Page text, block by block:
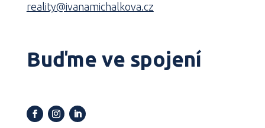
reality@ivanamichalkova.cz
Buďme ve spojení